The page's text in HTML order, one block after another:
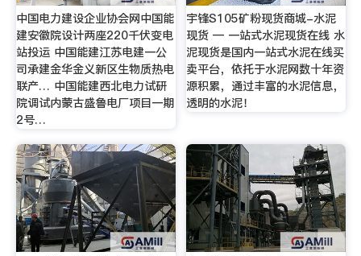
中国电力建设企业协会网中国能
建安徽院设计两座220千伏变电
站投运 中国能建江苏电建一公
司承建金华金义新区生物质热电
联产… 中国能建西北电力试研
院调试内蒙古盛鲁电厂项目一期
2号…
宇锋S105矿粉现货商城-水泥
现货 — 一站式水泥现货在线 水
泥现货是国内一站式水泥在线买
卖平台，依托于水泥网数十年资
源积累，通过丰富的水泥信息，
透明的水泥！